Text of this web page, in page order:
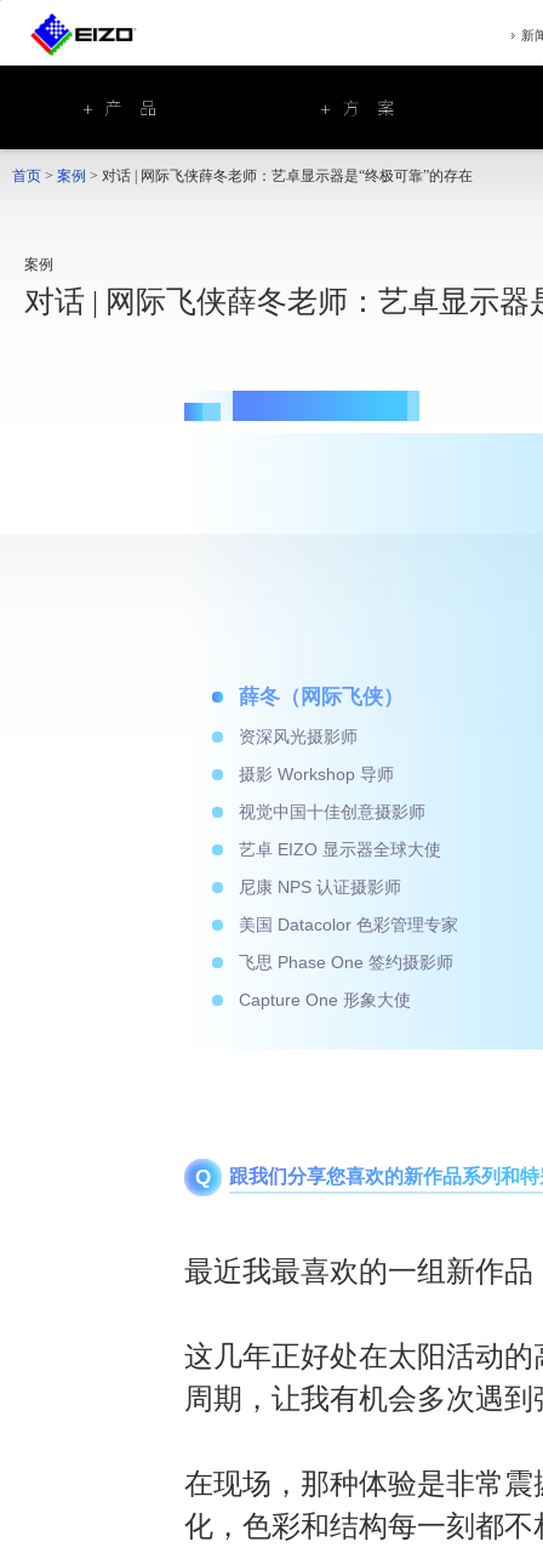
新
首页 > 案例 > 对话 | 网际飞侠薛冬老师：艺卓显示器是“终极可靠”的存在
案例
对话 | 网际飞侠薛冬老师：艺卓显示器
薛冬（网际飞侠）
资深风光摄影师
摄影 Workshop 导师
视觉中国十佳创意摄影师
艺卓EIZO 显示器全球大使
尼康NPS 认证摄影师
美国 Datacolor 色彩管理专家
飞思 Phase One 签约摄影师
Capture One 形象大使
Q 跟我们分享您喜欢的新作品系列和
最近我最喜欢的一组新作
这几年正好处在太阳活动
周期，让我有机会多次遇
在现场，那种体验是非常震
化，色彩和结构每一刻都不